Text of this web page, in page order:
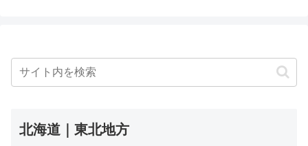
北海道｜東北地方